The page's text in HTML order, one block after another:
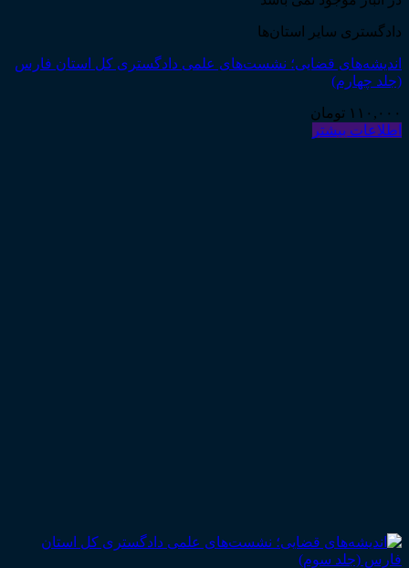
دادگستری سایر استان‌ها
اندیشه‌های قضایی؛ نشست‌های علمی دادگستری کل استان فارس
(جلد چهارم)
۱۱۰,۰۰۰ تومان
اطلاعات بیشتر